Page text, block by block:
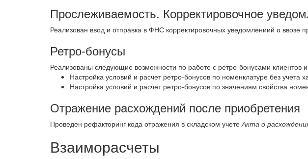
Прослеживаемость. Корректировочное
Реализован ввод и отправка в ФНС корректировочных уведомлениий о ввозе
Ретро-бонусы
Реализованы следующие возможности по работе с ретро-бонусами клиентов
Настройка условий и расчет ретро-бонусов по номенклатуре без учета
Настройка условий и расчет ретро-бонусов по значениям свойства
Отражение расхождений после приобретения
Проведен рефакторинг кода отражения в складском учетеАкта о
Взаиморасчеты